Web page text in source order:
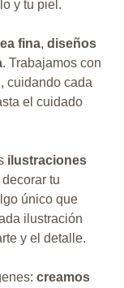
y tu piel.
fina, diseños
. Trabajamos con
cuidando cada
el cuidado
ilustraciones
tu
único que
ilustración
y el detalle.
creamos